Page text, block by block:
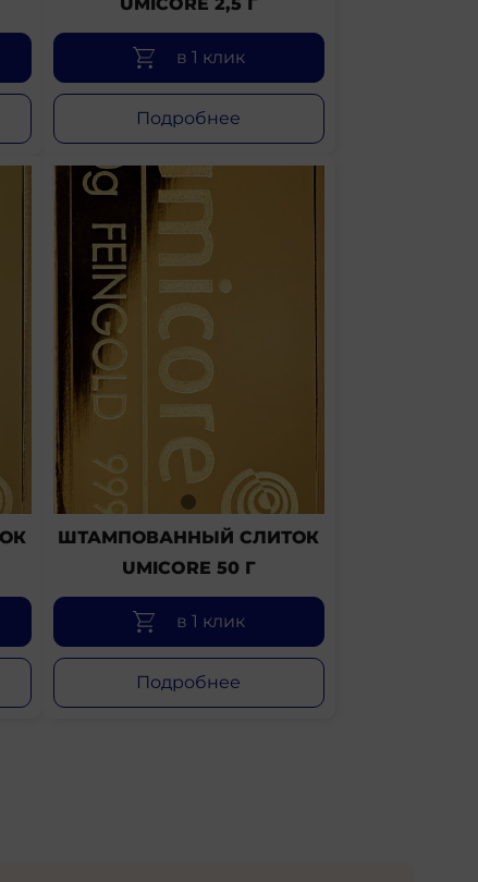
в 1 клик
Подробнее
ШТАМПОВАННЫЙ СЛИТОК
UMICORE 50 Г
в 1 клик
Подробнее